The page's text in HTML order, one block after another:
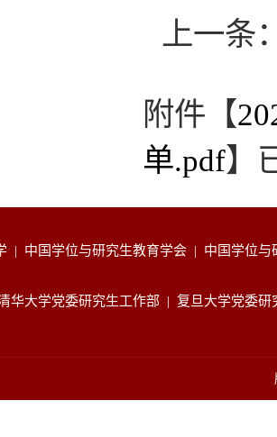
上一条
附件【
单.pdf】
| 中国学位与研究生教育学会 | 中国学位
华大学党委研究生工作部 | 复旦大学党委